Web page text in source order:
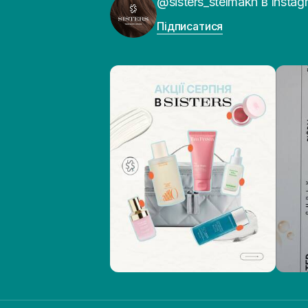
Підписатися